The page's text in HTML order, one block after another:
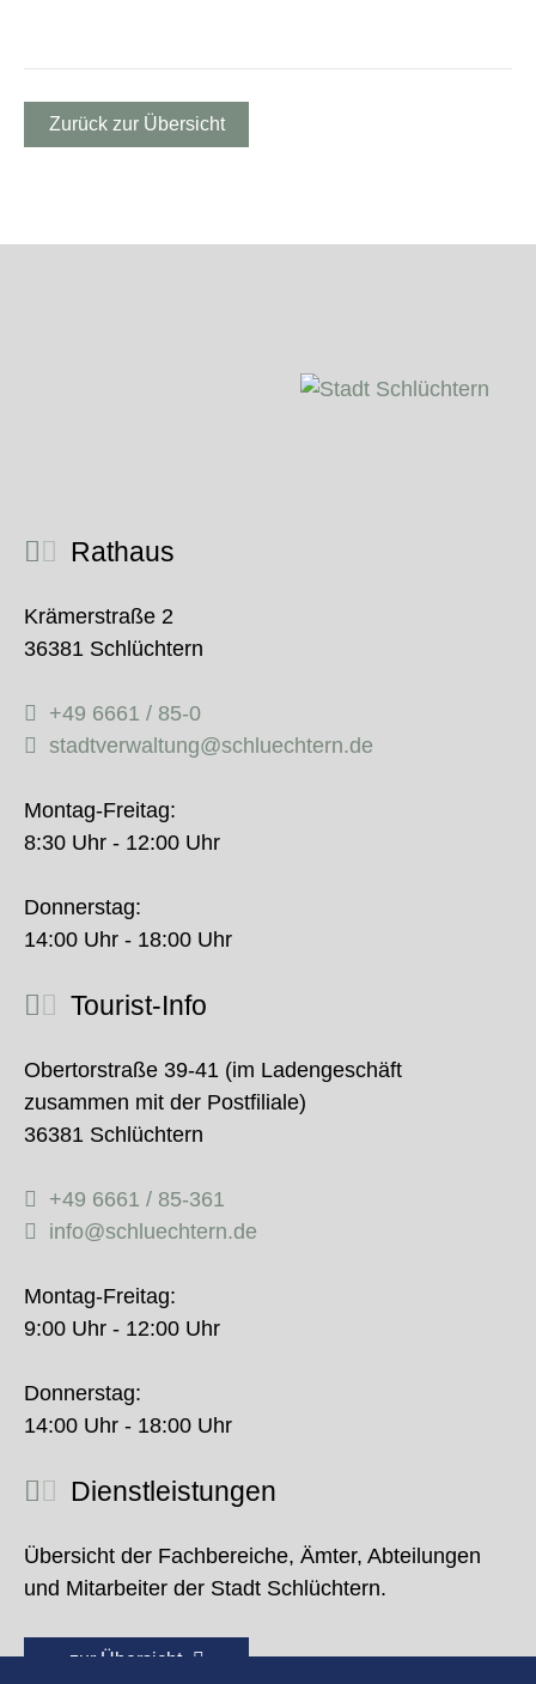
Zurück zur Übersicht
Rathaus
Krämerstraße 2
36381 Schlüchtern
+49 6661 / 85-0
stadtverwaltung@schluechtern.de
Montag-Freitag:
8:30 Uhr - 12:00 Uhr
Donnerstag:
14:00 Uhr - 18:00 Uhr
Tourist-Info
Obertorstraße 39-41 (im Ladengeschäft
zusammen mit der Postfiliale)
36381 Schlüchtern
+49 6661 / 85-361
info@schluechtern.de
Montag-Freitag:
9:00 Uhr - 12:00 Uhr
Donnerstag:
14:00 Uhr - 18:00 Uhr
Dienstleistungen
Übersicht der Fachbereiche, Ämter, Abteilungen
und Mitarbeiter der Stadt Schlüchtern.
zur Übersicht